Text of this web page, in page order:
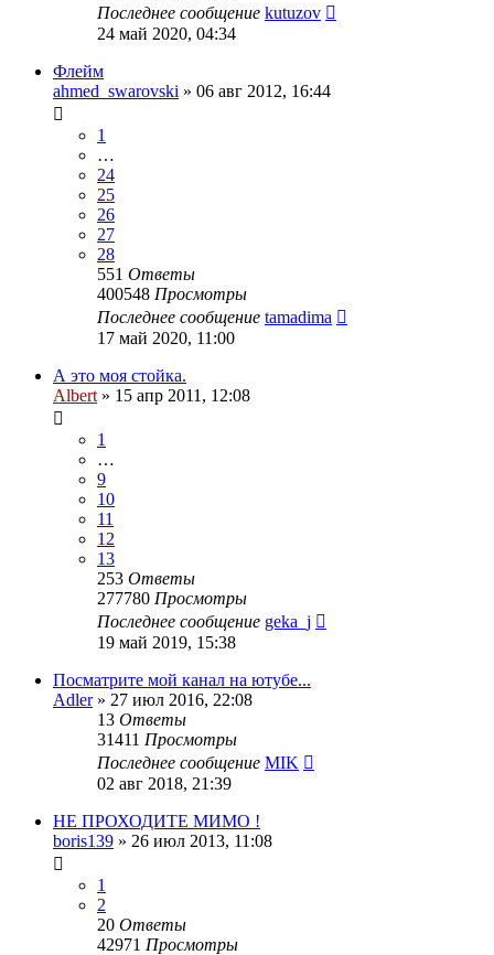
Последнее сообщение kutuzov
24 май 2020, 04:34
Флейм
ahmed_swarovski » 06 авг 2012, 16:44
1
…
24
25
26
27
28
551 Ответы
400548 Просмотры
Последнее сообщение tamadima
17 май 2020, 11:00
А это моя стойка.
Albert » 15 апр 2011, 12:08
1
…
9
10
11
12
13
253 Ответы
277780 Просмотры
Последнее сообщение geka_j
19 май 2019, 15:38
Посматрите мой канал на ютубе...
Adler» 27 июл 2016, 22:08
13 Ответы
31411 Просмотры
Последнее сообщение MIK
02 авг 2018, 21:39
НЕ ПРОХОДИТЕ МИМО !
boris139 » 26 июл 2013, 11:08
1
2
20 Ответы
42971 Просмотры